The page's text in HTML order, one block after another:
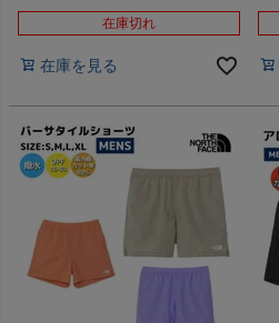
スポーツマリオTOP
ベースボールマリオ（野球商品）
お気に入り
ご利用ガイド
クーポン一覧
在庫切れ
在庫を見る